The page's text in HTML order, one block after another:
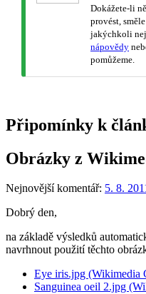
Dokážete-li
provést,
jakýchkoli
nápovědy
pomůžeme.
Připomínky k
Obrázky z
Nejnovější komentář: 5. 8.
Dobrý den,
na základě výsledků
navrhnout použití těchto
Eye iris.jpg (Wikimedia
Sanguinea oeil 2.jpg